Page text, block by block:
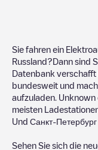
Sie fahren ein
Russland?Dann sind
Datenbank verschafft
bundesweit und
aufzuladen.
meisten
Und Санкт-Петербург
Sehen Sie sich die